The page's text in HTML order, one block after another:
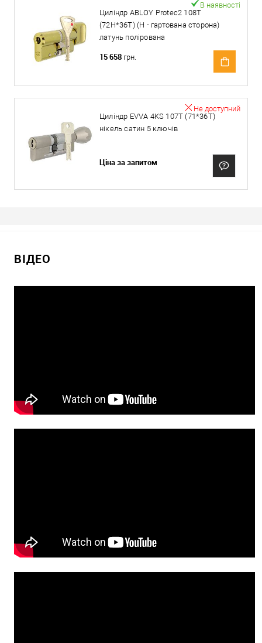
Циліндр ABLOY Protec2 108T
(72H*36T) (H - гартована сторона)
латунь полірована
В наявності
15 658 грн.
Циліндр EVVA 4KS 107T (71*36T)
нікель сатин 5 ключів
Не доступний
Ціна за запитом
ВІДЕО